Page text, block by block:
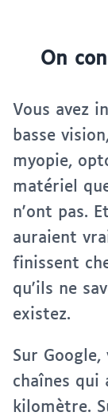
On
Vous avez
basse
myopie,
matériel
n'ont pas.
auraient
finissent
qu'ils ne
existez.
Sur
chaînes qui
kilomètre.